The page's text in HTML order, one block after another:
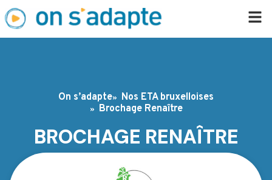
On s’adapte
Nos ETA bruxelloises
Brochage Renaître
BROCHAGE RENAÎTRE